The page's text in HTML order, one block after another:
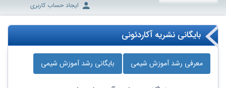
ایجاد حساب کاربری
بایگانی نشریه آکاردئونی
معرفی رشد آموزش شیمی بایگانی رشد آموزش شیمی